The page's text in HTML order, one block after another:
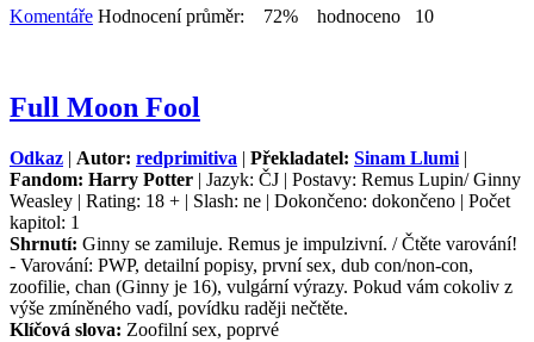
Komentáře Hodnocení průměr: 72% hodnoceno 10
Full Moon Fool
Odkaz | Autor: redprimitiva | Překladatel: Sinam Llumi |
Fandom: Harry Potter | Jazyk: ČJ | Postavy: Remus Lupin/ Ginny
Weasley | Rating: 18 + | Slash: ne | Dokončeno: dokončeno | Počet
kapitol: 1
Shrnutí: Ginny se zamiluje. Remus je impulzivní. / Čtěte varování!
- Varování: PWP, detailní popisy, první sex, dub con/non-con,
zoofilie, chan (Ginny je 16), vulgární výrazy. Pokud vám cokoliv z
výše zmíněného vadí, povídku raději nečtěte.
Klíčová slova: Zoofilní sex, poprvé